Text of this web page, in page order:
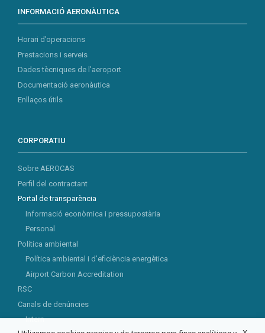
INFORMACIÓ AERONÀUTICA
Horari d’operacions
Prestacions i serveis
Dades tècniques de l’aeroport
Documentació aeronàutica
Enllaços útils
CORPORATIU
Sobre AEROCAS
Perfil del contractant
Portal de transparència
Informació econòmica i pressupostària
Personal
Política ambiental
Política ambiental i d’eficiència energètica
Airport Carbon Accreditation
RSC
Canals de denúncies
Intern